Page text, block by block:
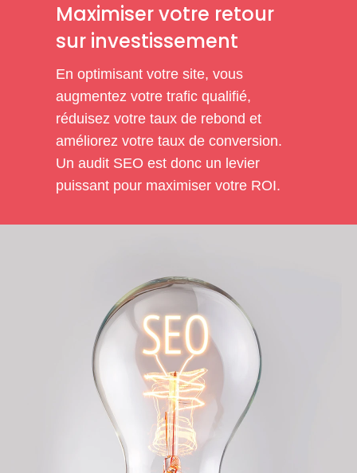
Maximiser votre retour
sur investissement
En optimisant votre site, vous
augmentez votre trafic qualifié,
réduisez votre taux de rebond et
améliorez votre taux de conversion.
Un audit SEO est donc un levier
puissant pour maximiser votre ROI.